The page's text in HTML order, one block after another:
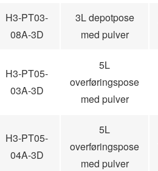
H3-PT03-
08A-3D
3L depotpose
med pulver
H3-PT05-
03A-3D
5L
overføringspose
med pulver
H3-PT05-
04A-3D
5L
overføringspose
med pulver